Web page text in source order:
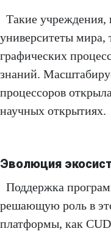
Такие
университеты мира,
графических
знаний.
процессоров
научных открытиях.
Эволюция
Поддержка
решающую роль в
платформы, как